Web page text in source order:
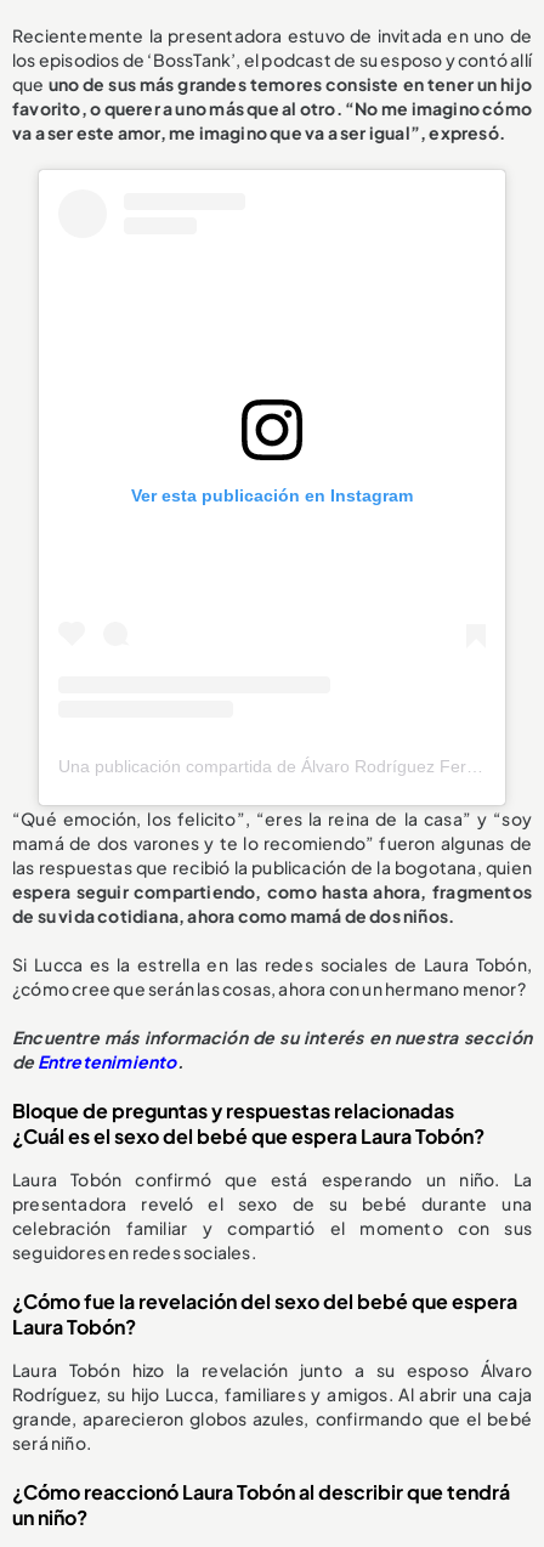
Recientemente la presentadora estuvo de invitada en uno de
los episodios de ‘BossTank’, el podcast de su esposo y contó allí
que uno de sus más grandes temores consiste en tener un hijo
favorito, o querer a uno más que al otro. “No me imagino cómo
va a ser este amor, me imagino que va a ser igual”, expresó.
Ver esta publicación en Instagram
“Qué emoción, los felicito”, “eres la reina de la casa” y “soy
mamá de dos varones y te lo recomiendo” fueron algunas de
las respuestas que recibió la publicación de la bogotana, quien
espera seguir compartiendo, como hasta ahora, fragmentos
de su vida cotidiana, ahora como mamá de dos niños.
Si Lucca es la estrella en las redes sociales de Laura Tobón,
¿cómo cree que serán las cosas, ahora con un hermano menor?
Encuentre más información de su interés en nuestra sección
deEntretenimiento.
Bloque de preguntas y respuestas relacionadas
¿Cuál es el sexo del bebé que espera Laura Tobón?
Laura Tobón confirmó que está esperando un niño. La
presentadora reveló el sexo de su bebé durante una
celebración familiar y compartió el momento con sus
seguidores en redes sociales.
¿Cómo fue la revelación del sexo del bebé que espera
Laura Tobón?
Laura Tobón hizo la revelación junto a su esposo Álvaro
Rodríguez, su hijo Lucca, familiares y amigos. Al abrir una caja
grande, aparecieron globos azules, confirmando que el bebé
será niño.
¿Cómo reaccionó Laura Tobón al describir que tendrá
un niño?